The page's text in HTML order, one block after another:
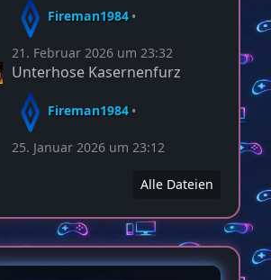
Fireman1984
21. Februar 2026 um 23:32
Unterhose Kasernenfurz
Fireman1984
25. Januar 2026 um 23:12
Alle Dateien